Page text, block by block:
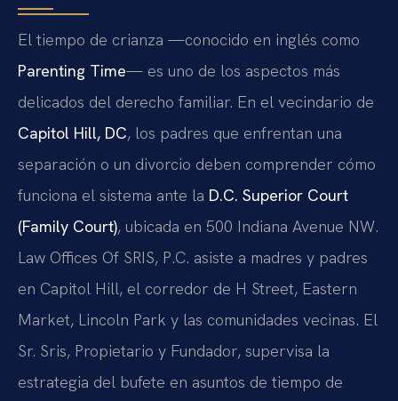
El tiempo de crianza —conocido en inglés como
Parenting Time— es uno de los aspectos más
delicados del derecho familiar. En el vecindario de
Capitol Hill, DC, los padres que enfrentan una
separación o un divorcio deben comprender cómo
funciona el sistema ante la D.C. Superior Court
(Family Court), ubicada en 500 Indiana Avenue NW.
Law Offices Of SRIS, P.C. asiste a madres y padres
en Capitol Hill, el corredor de H Street, Eastern
Market, Lincoln Park y las comunidades vecinas. El
Sr. Sris, Propietario y Fundador, supervisa la
estrategia del bufete en asuntos de tiempo de